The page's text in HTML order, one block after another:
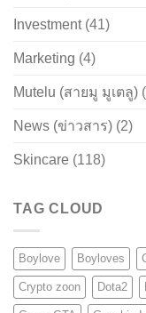
Investment(41)
Marketing (4)
Mutelu (สายมู มูเตลู)
News (ข่าวสาร) (2)
Skincare (118)
TAG CLOUD
Boylove Boyloves
Crypto zoon Dota2